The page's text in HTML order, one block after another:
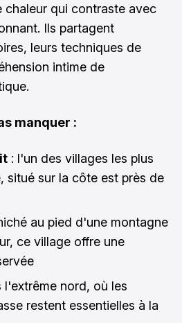
chaleur qui contraste avec
Ils partagent
leurs techniques de
intime de
manquer :
: l'un des villages les plus
situé sur la côte est près de
au pied d'une montagne
ce village offre une
l'extrême nord, où les
restent essentielles à la